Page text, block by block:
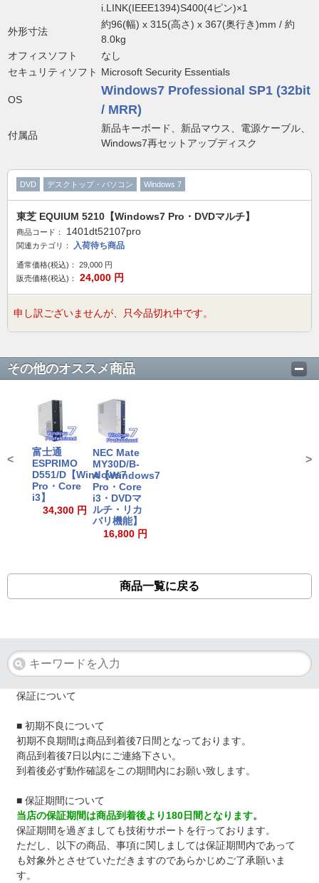
i.LINK(IEEE1394)S400(4ピン)×1
外形寸法
約96(幅) x 315(高さ) x 367(奥行き)mm / 約
8.0kg
オフィスソフト
なし
セキュリティソフト Microsoft Security Essentials
OS
Windows7 Professional SP1 (32bit
/ MRR)
付属品
新品キーボード、新品マウス、電源ケーブル、
Windows7再セットアップディスク
DVD デスクトップ・パソコン Windows 7
東芝 EQUIUM 5210【Windows7 Pro・DVDマルチ】
商品コード： 1401dt52107pro
関連カテゴリ： 入荷待ち商品
通常価格(税込)： 29,000 円
販売価格(税込)：
24,000 円
申し訳ございませんが、只今品切れ中です。
その他のオススメ商品
富士通
ESPRIMO
D551/D【Windows7
Pro・Core
i3】
34,300 円
NEC Mate
MY30D/B-
A【Windows7
Pro・Core
i3・DVDマ
ルチ・リカ
バリ機能】
16,800 円
< >
商品一覧に戻る
保証について
■ 初期不良について
初期不良期間は商品到着後7日間となっております。
商品到着後7日以内にご連絡下さい。
到着後必ず動作確認をこの期間内にお願い致します。
■ 保証期間について
当店の保証期間は商品到着後より180日間となります。
保証期間を過ぎましても技術サポートを行っております。
ただし、以下の商品、事項に関しましては保証期間内であって
も対象外とさせていただきますのであらかじめご了承願いま
す。